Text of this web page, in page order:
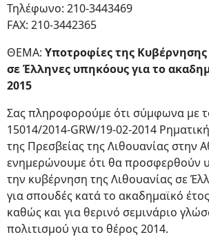
Τηλέφωνο: 210-3443469
FAX: 210-3442365
ΘΕΜΑ: Υποτροφίες της Κυβέρνησης
σε Έλληνες υπηκόους για το
2015
Σας πληροφορούμε ότι σύμφωνα με
15014/2014-GRW/19-02-2014
της Πρεσβείας της Λιθουανίας στην
ενημερώνουμε ότι θα προσφερθούν
την κυβέρνηση της Λιθουανίας σε
για σπουδές κατά το ακαδημαϊκό
καθώς και για θερινό σεμινάριο
πολιτισμού για το θέρος 2014.